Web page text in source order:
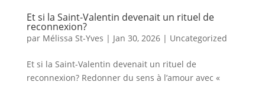
Et si la Saint-Valentin devenait un rituel de
reconnexion?
par Mélissa St-Yves | Jan 30, 2026| Uncategorized
Et si la Saint-Valentin devenait un rituel de
reconnexion? Redonner du sens à l’amour avec «